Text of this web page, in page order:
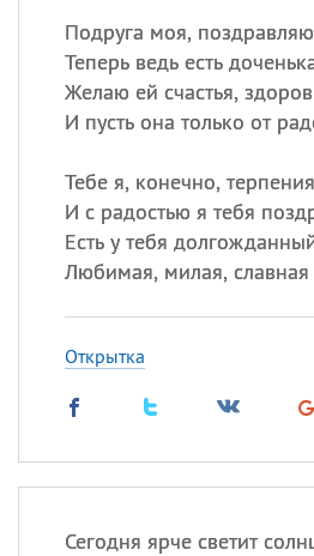
Подруга моя,
Теперь ведь есть
Желаю ей счастья,
И пусть она только от
Тебе я, конечно,
И с радостью я тебя
Есть у тебя
Любимая, милая, славная
Открытка
Сегодня ярче светит